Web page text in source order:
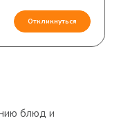
Откликнуться
блюд и